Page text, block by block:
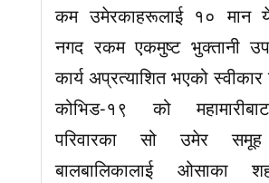
कम उमेरकाहरूलाई १० मान
नगद रकम एकमुष्ट भुक्तानी
कार्य अप्रत्याशित भएको
कोभिड-१९ को
परिवारका सो उमेर समूह
बालबालिकालाई ओसाका